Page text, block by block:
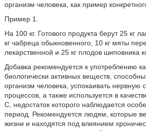
организм человека, как пример
Пример 1.
На 100 кг. Готового продукта берут 25 кг
кг чабреца обыкновенного, 10 кг мяты
лекарственной и 25 кг плодов шиповника
Добавка рекомендуется к употреблению
биологически активных веществ,
организм человека, успокаивать нервную
процессов, а также используется в
С, недостаток которого наблюдается
период. Рекомендуется людям, которые
жизни и находятся под влиянием